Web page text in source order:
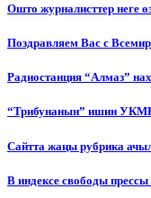
Ошто журналисттер неге
Поздравляем Вас с
Радиостанция “Алмаз”
“Трибунанын” ишин
Сайтта жаңы рубрика
В индексе свободы